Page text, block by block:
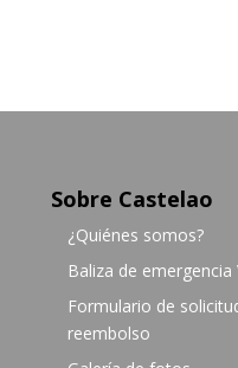
Sobre Castelao
¿Quiénes somos?
Baliza de emergencia
Formulario de
reembolso